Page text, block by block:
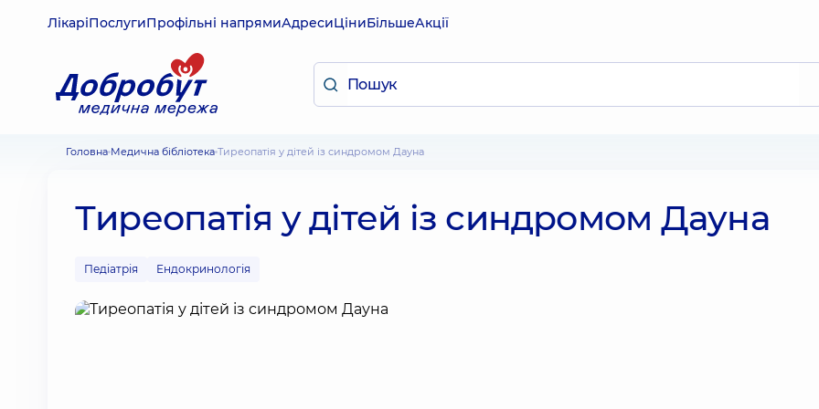
ЛікаріПослугиПрофільні напрямиАдресиЦіниБільшеАкції
Головна Медична бібліотека Тиреопатія у дітей із синдромом Дауна
Тиреопатія у дітей із синдромом Дауна
Педіатрія Ендокринологія